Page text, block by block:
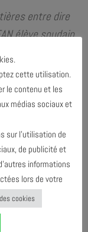
entre dire
élève soudain
Bergerot (Jazz
cette utilisation.
le contenu et les
médias sociaux et
sur l’utilisation de
de publicité et
informations
lors de votre
cookies